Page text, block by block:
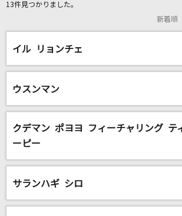
リアルタイムで歌われている曲
俺はとことん止まらない!!
影山ヒロノブ
ハルノヒ(クレヨンしんちゃんアニ
[生音]涙のリクエスト
チェッカーズ
罪の底
13件見つかりました。
新着順
イル リョンチェ
ウスンマン
クデマン ポヨヨ フィーチャリング テ
ーピー
サランハギ シロ